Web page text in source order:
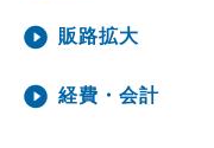
販路拡大
経費・会計